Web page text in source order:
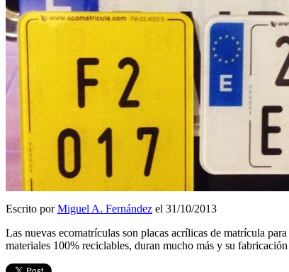
Escrito porMiguel A. Fernández el 31/10/2013
Las nuevas ecomatrículas son placas acrílicas de matrícula
materiales 100% reciclables, duran mucho más y su